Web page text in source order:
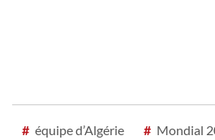
# équipe d’Algérie # Mondial